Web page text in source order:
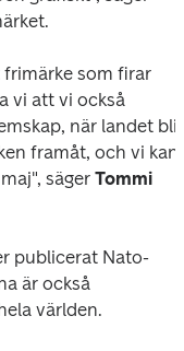
frimärke som firar
vi att vi också
när landet blir
framåt, och vi kan
säger Tommi
publicerat Nato-
är också
världen.